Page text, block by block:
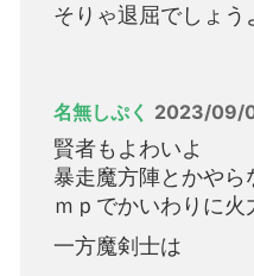
そりゃ退屈でしょう
名無しぷく 2023/09/
賢者もよわいよ
暴走魔方陣とかやら
ｍｐでかいわりに火
一方魔剣士は